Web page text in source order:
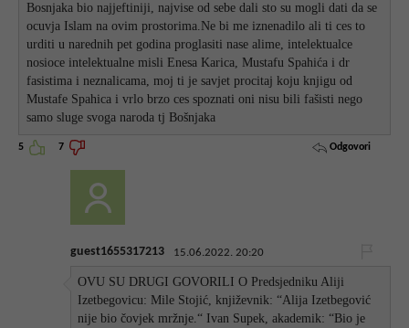
Bosnjaka bio najjeftiniji, najvise od sebe dali sto su mogli dati da se
ocuvja Islam na ovim prostorima.Ne bi me iznenadilo ali ti ces to
urditi u narednih pet godina proglasiti nase alime, intelektualce
nosioce intelektualne misli Enesa Karica, Mustafu Spahića i dr
fasistima i neznalicama, moj ti je savjet procitaj koju knjigu od
Mustafe Spahica i vrlo brzo ces spoznati oni nisu bili fašisti nego
samo sluge svoga naroda tj Bošnjaka
5 7 Odgovori
guest1655317213 15.06.2022. 20:20
OVU SU DRUGI GOVORILI O Predsjedniku Aliji
Izetbegovicu: Mile Stojić, književnik: “Alija Izetbegović
nije bio čovjek mržnje.“ Ivan Supek, akademik: “Bio je